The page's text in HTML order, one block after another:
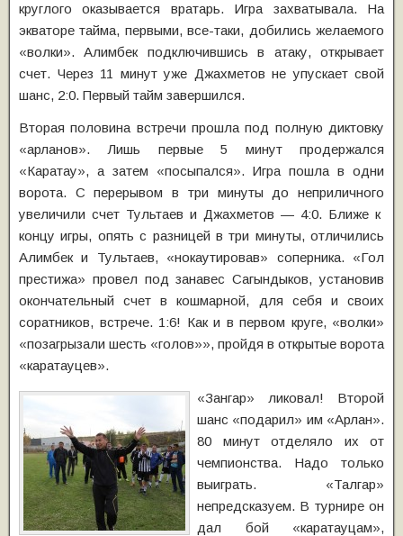
круглого оказывается вратарь. Игра захватывала. На
экваторе тайма, первыми, все-таки, добились желаемого
«волки». Алимбек подключившись в атаку, открывает
счет. Через 11 минут уже Джахметов не упускает свой
шанс, 2:0. Первый тайм завершился.
Вторая половина встречи прошла под полную диктовку
«арланов». Лишь первые 5 минут продержался
«Каратау», а затем «посыпался». Игра пошла в одни
ворота. С перерывом в три минуты до неприличного
увеличили счет Тультаев и Джахметов — 4:0. Ближе к
концу игры, опять с разницей в три минуты, отличились
Алимбек и Тультаев, «нокаутировав» соперника. «Гол
престижа» провел под занавес Сагындыков, установив
окончательный счет в кошмарной, для себя и своих
соратников, встрече. 1:6! Как и в первом круге, «волки»
«позагрызали шесть «голов»», пройдя в открытые ворота
«каратауцев».
«Зангар» ликовал! Второй
шанс «подарил» им «Арлан».
80 минут отделяло их от
чемпионства. Надо только
выиграть. «Талгар»
непредсказуем. В турнире он
дал бой «каратауцам»,